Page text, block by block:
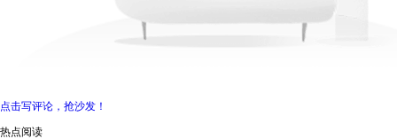
点击写评论，抢沙发！
热点阅读